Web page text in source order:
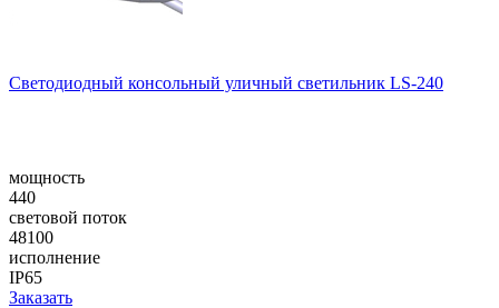
Cветодиодный консольный уличный cветильник LS-240
мощность
440
световой поток
48100
исполнение
IP65
Заказать